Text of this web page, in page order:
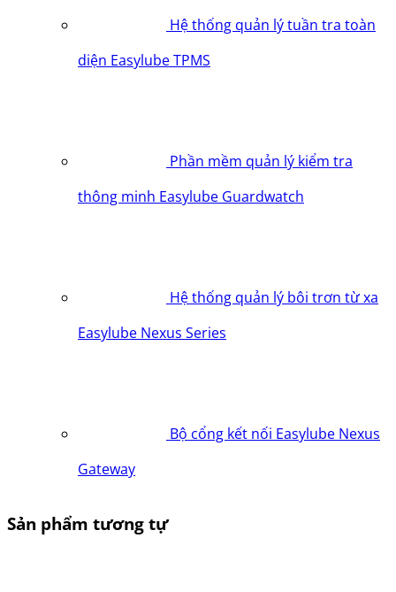
Hệ thống quản lý tuần tra toàn
diện Easylube TPMS
Phần mềm quản lý kiểm tra
thông minh Easylube Guardwatch
Hệ thống quản lý bôi trơn từ xa
Easylube Nexus Series
Bộ cổng kết nối Easylube Nexus
Gateway
Sản phẩm tương tự